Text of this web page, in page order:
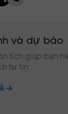
và dự báo
tích giúp bạn
tự tin